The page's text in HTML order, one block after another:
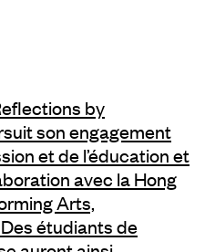
by
son engagement
et de l’éducation et
avec la Hong
Arts,
étudiants de